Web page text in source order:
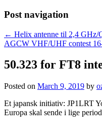
Post navigation
← Helix antenne til 2,4 GHz/
AGCW VHF/UHF contest
50.323 for FT8
Posted on March 9, 2019 by
Et japansk initiativ: JP1LRT
Europa skal sende i lige